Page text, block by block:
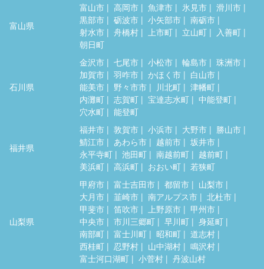
富山県
富山市 高岡市 魚津市 氷見市
滑川市
黒部市
砺波市 小矢部市
南砺市
射水市
舟橋村 上市町 立山町
入善町
朝日町
石川県
金沢市 七尾市 小松市 輪島市
珠洲市
加賀市
羽咋市 かほく市
白山市
能美市
野々市市 川北町
津幡町
内灘町
志賀町 宝達志水町
中能登町
穴水町
能登町
福井県
福井市 敦賀市 小浜市 大野市
勝山市
鯖江市
あわら市 越前市
坂井市
永平寺町
池田町 南越前町
越前町
美浜町
高浜町 おおい町 若狭町
山梨県
甲府市 富士吉田市 都留市
山梨市
大月市
韮崎市 南アルプス市
北杜市
甲斐市
笛吹市 上野原市
甲州市
中央市
市川三郷町 早川町
身延町
南部町
富士川町 昭和町
道志村
西桂町
忍野村 山中湖村
鳴沢村
富士河口湖町
小菅村 丹波山村